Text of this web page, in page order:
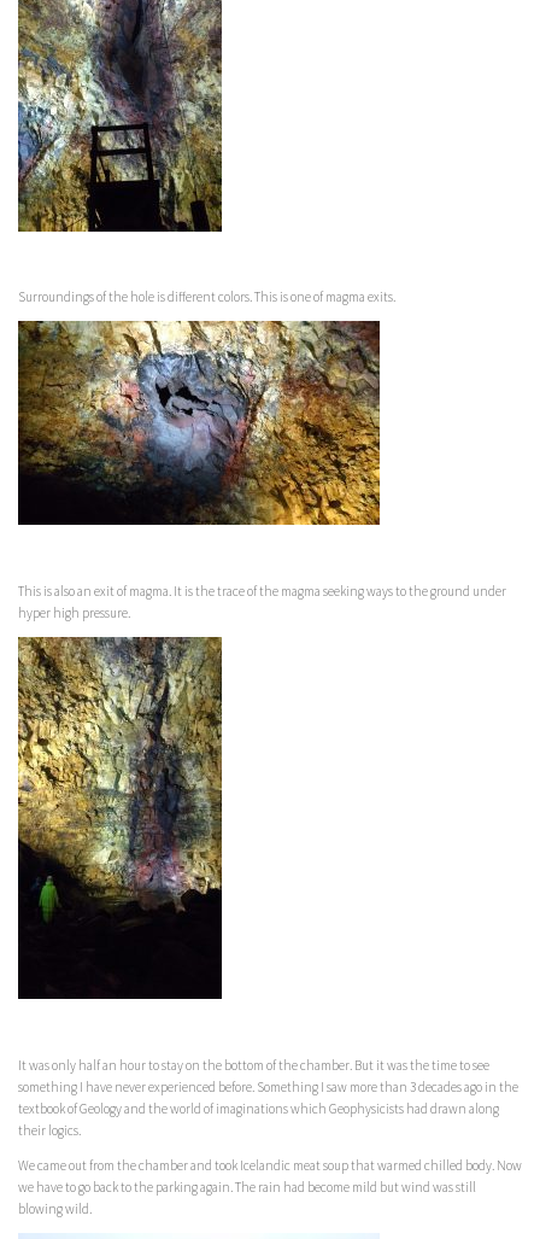
Surroundings of the hole is different colors. This is one of magma exits.
This is also an exit of magma. It is the trace of the magma seeking ways to the ground under
hyper high pressure.
It was only half an hour to stay on the bottom of the chamber. But it was the time to see
something I have never experienced before. Something I saw more than 3 decades ago in the
textbook of Geology and the world of imaginations which Geophysicists had drawn along
their logics.
We came out from the chamber and took Icelandic meat soup that warmed chilled body. Now
we have to go back to the parking again. The rain had become mild but wind was still
blowing wild.